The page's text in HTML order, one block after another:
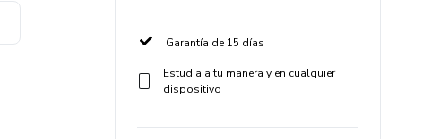
Garantía de 15 días
Estudia a tu manera y en cualquier
dispositivo